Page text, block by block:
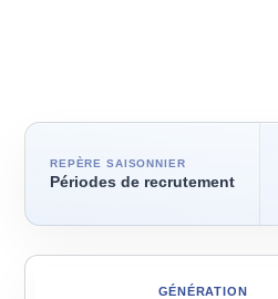
REPÈRE SAISONNIER
Périodes de recrutement
GÉNÉRATION